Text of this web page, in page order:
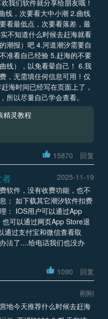
我们软件就分享给朋友哦！
线，次要看大中小潮 2.曲线
看最低点，次要看落差，最
不知道什么时候去赶海就看
潮报）吧 4.河道潮汐需要自
准看自己经验 5.赶海的不要
线），以免看晕自己！ 6.我
，无需填任何信息可用！仅
海时间已经写在页面上了，
所以尽量自己学会查看。
精灵教程
15870 回复
2025-11-19
软件，没有收费功能，也不
； 如下载其它潮汐软件扣费
： IOS用户可以通过App
可以通过网页App Store退
通过支付宝和微信查看取
法了....给电话我们也没办
1090 回复
刚刚
地今天推荐什么时候去赶海